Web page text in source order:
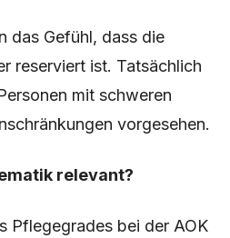
das Gefühl, dass die
reserviert ist. Tatsächlich
mit schweren
vorgesehen.
relevant?
Pflegegrades bei der AOK